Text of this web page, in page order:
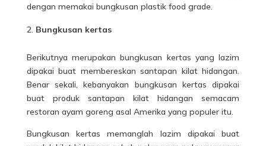
dengan memakai bungkusan plastik food grade.
Bungkusan kertas
Berikutnya merupakan bungkusan kertas yang lazim
dipakai buat membereskan santapan kilat hidangan.
Benar sekali, kebanyakan bungkusan kertas dipakai
buat produk santapan kilat hidangan semacam
restoran ayam goreng asal Amerika yang populer itu.
Bungkusan kertas memanglah lazim dipakai buat